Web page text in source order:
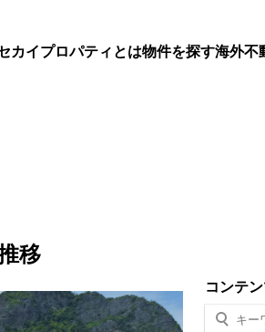
カイプロパティとは物件を探す海外不
移
コンテ